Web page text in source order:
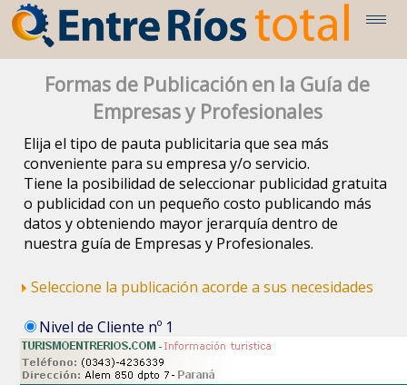
Formas de Publicación en la Guía de
Empresas y Profesionales
Elija el tipo de pauta publicitaria que sea más
conveniente para su empresa y/o servicio.
Tiene la posibilidad de seleccionar publicidad gratuita
o publicidad con un pequeño costo publicando más
datos y obteniendo mayor jerarquía dentro de
nuestra guía de Empresas y Profesionales.
Seleccione la publicación acorde a sus necesidades
Nivel de Cliente nº 1